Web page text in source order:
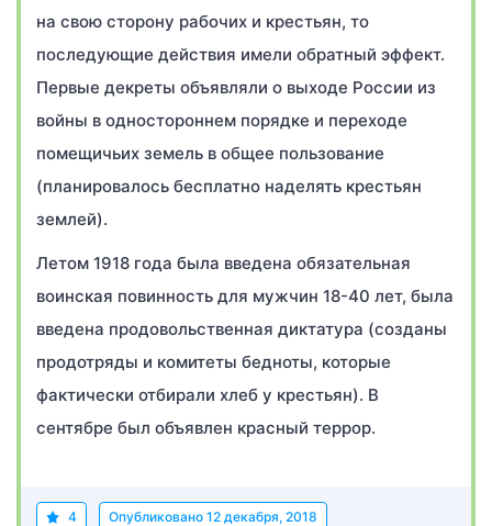
на свою сторону рабочих и крестьян, то
последующие действия имели обратный эффект.
Первые декреты объявляли о выходе России из
войны в одностороннем порядке и переходе
помещичьих земель в общее пользование
(планировалось бесплатно наделять крестьян
землей).
Летом 1918 года была введена обязательная
воинская повинность для мужчин 18-40 лет, была
введена продовольственная диктатура (созданы
продотряды и комитеты бедноты, которые
фактически отбирали хлеб у крестьян). В
сентябре был объявлен красный террор.
4 Опубликовано 12 декабря, 2018